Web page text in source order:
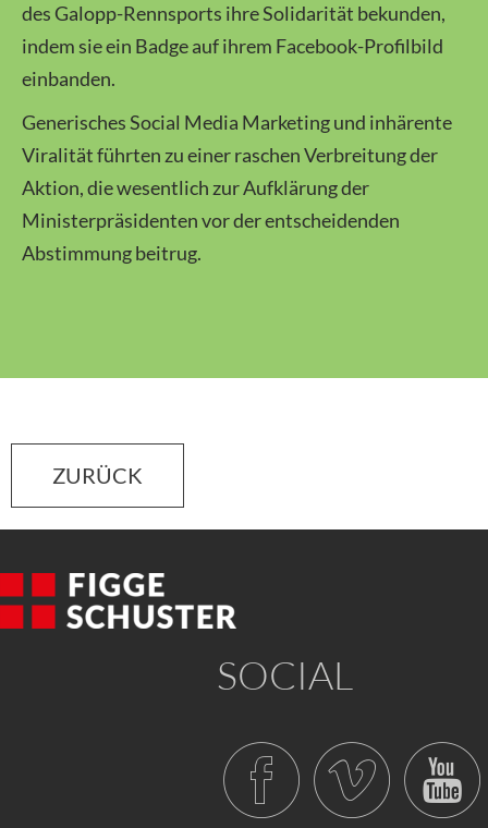
des Galopp-Rennsports ihre Solidarität bekunden,
indem sie ein Badge auf ihrem Facebook-Profilbild
einbanden.
Generisches Social Media Marketing und inhärente
Viralität führten zu einer raschen Verbreitung der
Aktion, die wesentlich zur Aufklärung der
Ministerpräsidenten vor der entscheidenden
Abstimmung beitrug.
ZURÜCK
SOCIAL